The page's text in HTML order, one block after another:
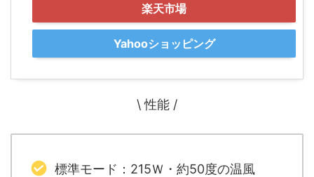
楽天市場
Yahooショッピング
\ 性能 /
標準モード：215Ｗ・約50度の温風